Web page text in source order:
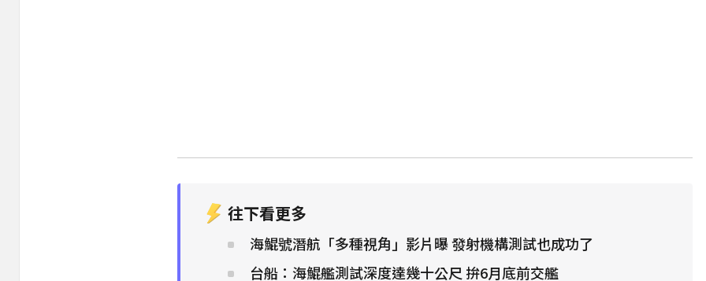
往下看更多
海鯤號潛航「多種視角」影片曝 發射機構測試也成功了
台船：海鯤艦測試深度達幾十公尺 拚6月底前交艦